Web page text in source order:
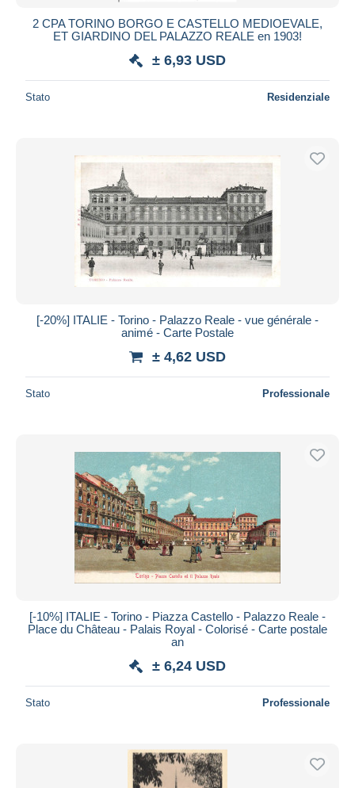
2 CPA TORINO BORGO E CASTELLO MEDIOEVALE,
ET GIARDINO DEL PALAZZO REALE en 1903!
± 6,93 USD
Stato Residenziale
[-20%] ITALIE - Torino - Palazzo Reale - vue générale -
animé - Carte Postale
± 4,62 USD
Stato Professionale
[-10%] ITALIE - Torino - Piazza Castello - Palazzo Reale -
Place du Château - Palais Royal - Colorisé - Carte postale
an
± 6,24 USD
Stato Professionale